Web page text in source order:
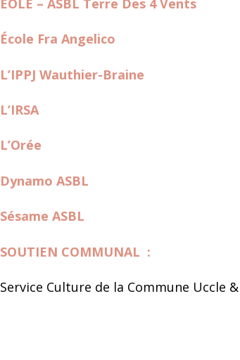
École Fra Angelico
L’IPPJ Wauthier-Braine
L’IRSA
L’Orée
Dynamo ASBL
Sésame ASBL
SOUTIEN COMMUNAL :
Service Culture de la Commune Uccle